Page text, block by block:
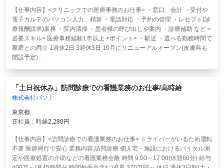
【仕事内容】<クリニックでの医療事務のお仕事> ・窓口、会計 ・受付や
電子カルテのパソコン入力、精算 ・電話対応 ・予約の管理 ・レセプト(診
療報酬請求)業務 ・院内清掃 ・患者様の呼び出しや案内 ・診療補助 など <
必要スキル> 医療事務経験1年以上 <ポイント> ・駅近 ・選べる勤務時間で
家庭との両立 1週休2日 3週休3日 10月にリニューアルオープン(皮膚科も
開設予定) ...
「土日祝休み」訪問診療での看護業務のお仕事/高時給
株式会社パソナ
東京都
正社員：時給2,280円
【仕事内容】<訪問診療での看護業務のお仕事> ドライバーがいるため運転
不要 医師同行で安心 業務内容:訪問診療 個人宅・施設におけるバイタル測
定や医療処置の介助などの看護業務全般 時間 9:00～17:00(休憩60分) 給与